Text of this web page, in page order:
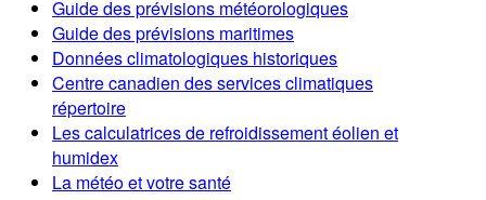
Guide des prévisions météorologiques
Guide des prévisions maritimes
Données climatologiques historiques
Centre canadien des services climatiques
répertoire
Les calculatrices de refroidissement éolien et
humidex
La météo et votre santé